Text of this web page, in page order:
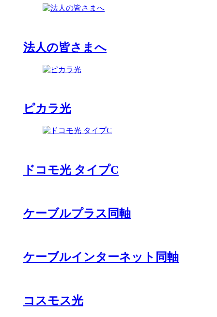
法人の皆さまへ
ピカラ光
ドコモ光 タイプC
ケーブルプラス同軸
ケーブルインターネット同軸
コスモス光